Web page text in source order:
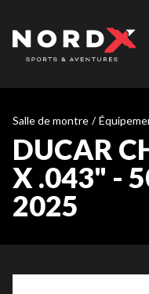
Salle de montre /
DUCAR
X .043" -
2025